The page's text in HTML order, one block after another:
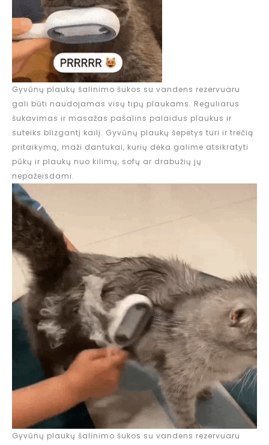
Gyvūnų plaukų šalinimo šukos su vandens rezervuaru
gali būti naudojamas visų tipų plaukams. Reguliarus
šukavimas ir masažas pašalins palaidus plaukus ir
suteiks blizgantį kailį. Gyvūnų plaukų šepetys turi ir trečią
pritaikymą, maži dantukai, kurių dėka galime atsikratyti
pūkų ir plaukų nuo kilimų, sofų ar drabužių jų
nepažeisdami.
Gyvūnų plaukų šalinimo šukos su vandens rezervuaru